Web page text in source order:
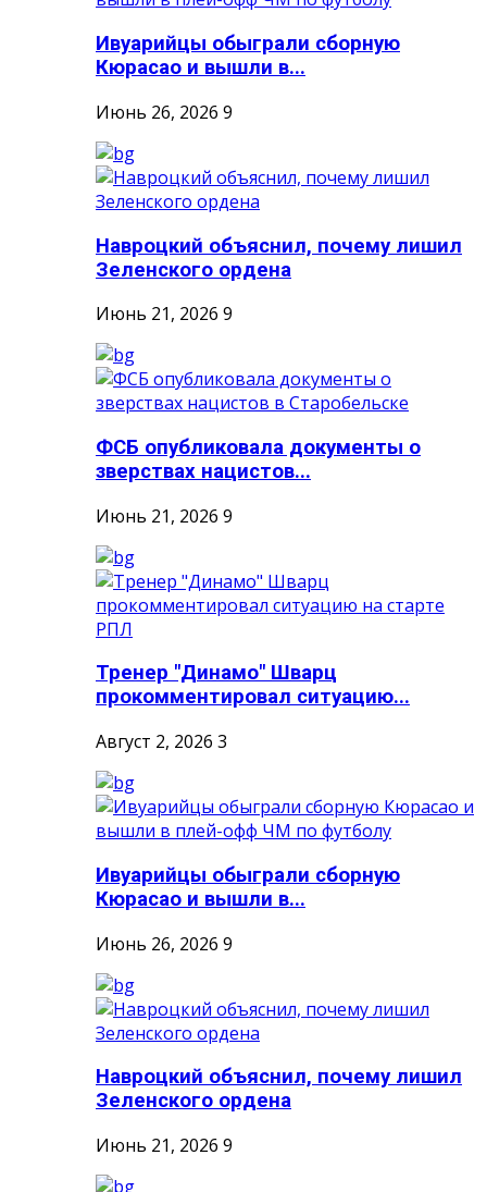
Ивуарийцы обыграли сборную
Кюрасао и вышли в...
Июнь 26, 2026 9
Навроцкий объяснил, почему лишил
Зеленского ордена
Июнь 21, 2026 9
ФСБ опубликовала документы о
зверствах нацистов...
Июнь 21, 2026 9
Тренер "Динамо" Шварц
прокомментировал ситуацию...
Август 2, 2026 3
Ивуарийцы обыграли сборную
Кюрасао и вышли в...
Июнь 26, 2026 9
Навроцкий объяснил, почему лишил
Зеленского ордена
Июнь 21, 2026 9